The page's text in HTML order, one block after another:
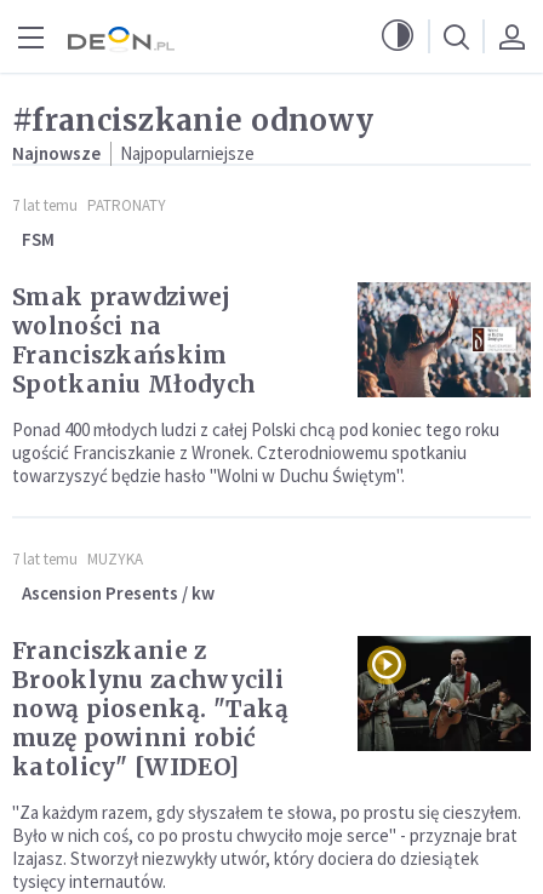
#franciszkanie odnowy
Najnowsze Najpopularniejsze
7 lat temu PATRONATY
FSM
Smak prawdziwej
wolności na
Franciszkańskim
Spotkaniu Młodych
Ponad 400 młodych ludzi z całej Polski chcą pod koniec tego roku
ugościć Franciszkanie z Wronek. Czterodniowemu spotkaniu
towarzyszyć będzie hasło "Wolni w Duchu Świętym".
7 lat temu MUZYKA
Ascension Presents / kw
Franciszkanie z
Brooklynu zachwycili
nową piosenką. "Taką
muzę powinni robić
katolicy" [WIDEO]
"Za każdym razem, gdy słyszałem te słowa, po prostu się cieszyłem.
Było w nich coś, co po prostu chwyciło moje serce" - przyznaje brat
Izajasz. Stworzył niezwykły utwór, który dociera do dziesiątek
tysięcy internautów.